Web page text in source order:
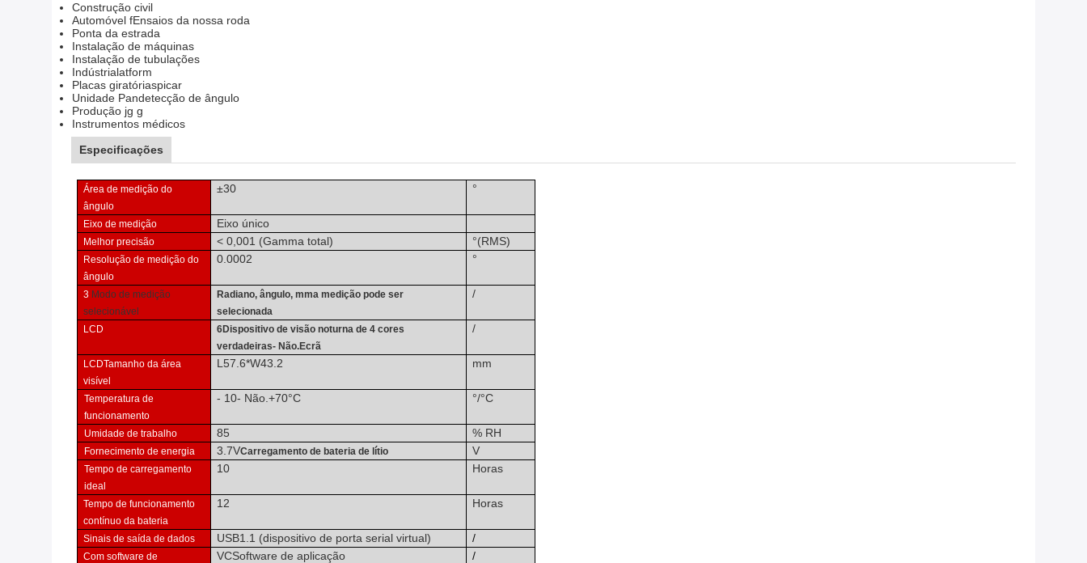
Construção civil
Automóvel fEnsaios da nossa roda
Ponta da estrada
Instalação de máquinas
Instalação de tubulações
Indústrialatform
Placas giratóriaspicar
Unidade Pandetecção de ângulo
Produção jg g
Instrumentos médicos
Especificações
Área de medição do
ângulo
±30 °
Eixo de medição Eixo único
Melhor precisão < 0,001 (Gamma total) °(RMS)
Resolução de medição do
ângulo
0.0002 °
3 Modo de medição
selecionável
Radiano, ângulo, mma medição pode ser
selecionada
/
LCD 6Dispositivo de visão noturna de 4 cores
verdadeiras- Não.Ecrã
/
LCDTamanho da área
visível
L57.6*W43.2 mm
Temperatura de
funcionamento
- 10- Não.+70°C °/°C
Umidade de trabalho 85 % RH
Fornecimento de energia 3 .7VCarregamento de bateria de lítio V
Tempo de carregamento
ideal
10 Horas
Tempo de funcionamento
contínuo da bateria
12 Horas
Sinais de saída de dados USB1.1 (dispositivo de porta serial virtual) /
Com software de
VCSoftware de aplicação /